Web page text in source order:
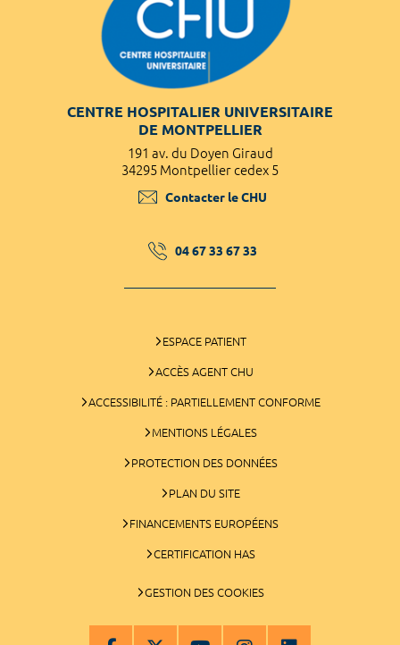
CENTRE HOSPITALIER UNIVERSITAIRE
DE MONTPELLIER
191 av. du Doyen Giraud
34295 Montpellier cedex 5
Contacter le CHU
04 67 33 67 33
ESPACE PATIENT
ACCÈS AGENT CHU
ACCESSIBILITÉ : PARTIELLEMENT CONFORME
MENTIONS LÉGALES
PROTECTION DES DONNÉES
PLAN DU SITE
FINANCEMENTS EUROPÉENS
CERTIFICATION HAS
GESTION DES COOKIES